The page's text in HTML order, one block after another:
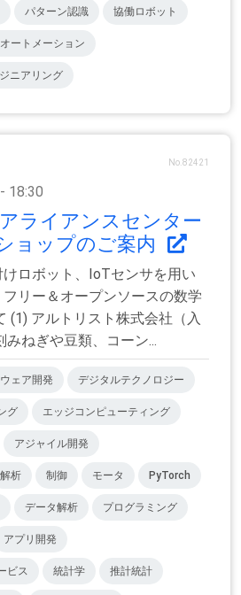
パターン認識 協働ロボット
ートメーション
ニアリング
No.82421
18:30
ライアンスセンター
ョップのご案内
ロボット、IoTセンサを用い
リー＆オープンソースの数学
(1) アルトリスト株式会社（入
みねぎや豆類、コーン...
ェア開発 デジタルテクノロジー
グ エッジコンピューティング
アジャイル開発
解析 制御 モータ PyTorch
データ解析 プログラミング
アプリ開発
ビス 統計学 推計統計